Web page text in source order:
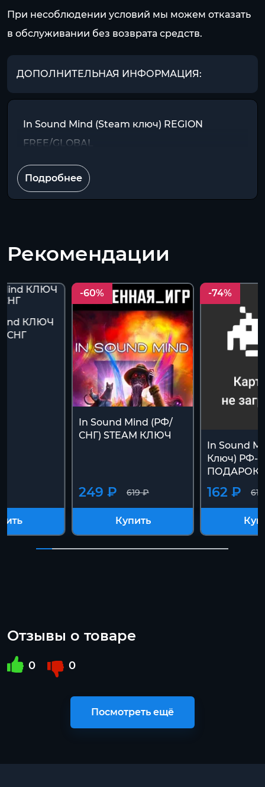
При несоблюдении условий мы можем отказать
в обслуживании без возврата средств.
ДОПОЛНИТЕЛЬНАЯ ИНФОРМАЦИЯ:
In Sound Mind (Steam ключ) REGION
FREE/GLOBAL
Подробнее
Рекомендации
КЛЮЧ
-60%
In Sound Mind (РФ/
СНГ) STEAM КЛЮЧ
619 ₽
249 ₽
Купить
-74%
In Sound
Ключ) РФ-
ПОДАРОК
162 ₽
Отзывы о товаре
0 0
Посмотреть ещё